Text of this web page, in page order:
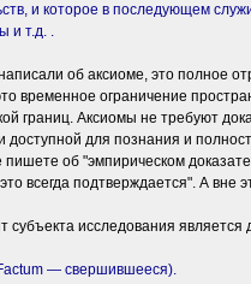
и которое в последующем
и т.д. .
об аксиоме, это полное
временное ограничение
границ. Аксиомы не требуют
доступной для познания и
пишете об "эмпирическом
всегда подтверждается". А вне
субъекта исследования
— свершившееся).